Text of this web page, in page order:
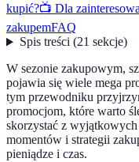
kupić?📺 Dla
zakupemFAQ
Spis treści(21 sekcje)
W sezonie zakupowym,
pojawia się wiele mega
tym przewodniku
promocjom, które warto
skorzystać z
momentów i strategii
pieniądze i czas.